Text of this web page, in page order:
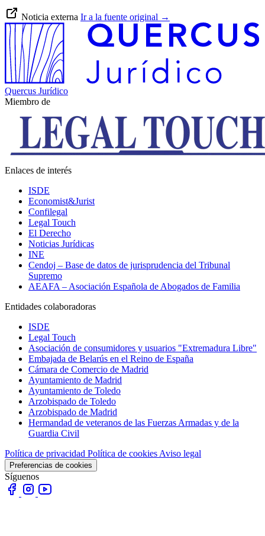
Noticia externa Ir a la fuente original →
Quercus Jurídico
Miembro de
Enlaces de interés
ISDE
Economist&Jurist
Confilegal
Legal Touch
El Derecho
Noticias Jurídicas
INE
Cendoj – Base de datos de jurisprudencia del Tribunal
Supremo
AEAFA – Asociación Española de Abogados de Familia
Entidades colaboradoras
ISDE
Legal Touch
Asociación de consumidores y usuarios "Extremadura Libre"
Embajada de Belarús en el Reino de España
Cámara de Comercio de Madrid
Ayuntamiento de Madrid
Ayuntamiento de Toledo
Arzobispado de Toledo
Arzobispado de Madrid
Hermandad de veteranos de las Fuerzas Armadas y de la
Guardia Civil
Política de privacidad Política de cookies Aviso legal
Preferencias de cookies
Síguenos